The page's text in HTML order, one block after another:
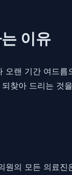
이유
랜 기간 여드
찾아 드리는
의 모든 의료